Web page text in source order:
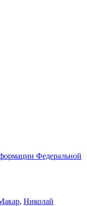
Федеральной
, Николай